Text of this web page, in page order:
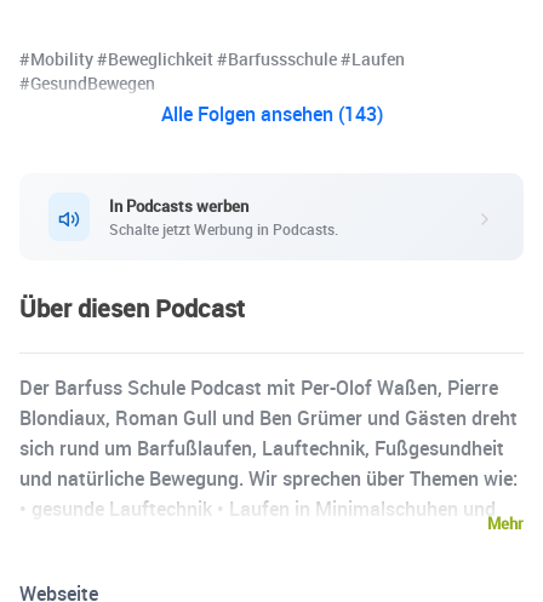
#Mobility #Beweglichkeit #Barfussschule #Laufen
#GesundBewegen ️
Alle Folgen ansehen (143)
In Podcasts werben
Schalte jetzt Werbung in Podcasts.
Über diesen Podcast
Der Barfuss Schule Podcast mit Per-Olof Waßen, Pierre
Blondiaux, Roman Gull und Ben Grümer und Gästen dreht
sich rund um Barfußlaufen, Lauftechnik, Fußgesundheit
und natürliche Bewegung. Wir sprechen über Themen wie:
• gesunde Lauftechnik • Laufen in Minimalschuhen und
Mehr
Webseite